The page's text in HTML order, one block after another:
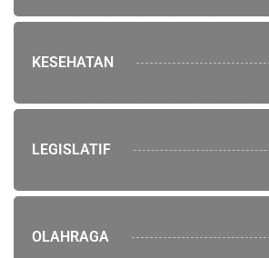
KESEHATAN
LEGISLATIF
OLAHRAGA